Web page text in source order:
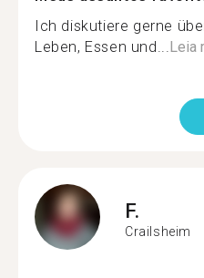
Ich diskutiere gerne
Leben, Essen und...Leia
F.
Crailsheim